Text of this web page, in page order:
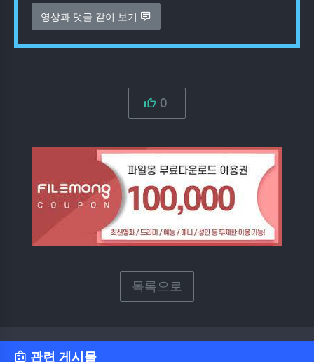
영상과 댓글 같이 보기
0
목록으로
관련 게시물